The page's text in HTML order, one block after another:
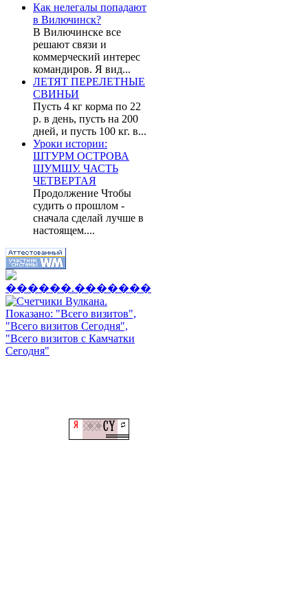
Как нелегалы попадают
в Вилючинск?
В Вилючинске все
решают связи и
коммерческий интерес
командиров. Я вид...
ЛЕТЯТ ПЕРЕЛЕТНЫЕ
СВИНЬИ
Пусть 4 кг корма по 22
р. в день, пусть на 200
дней, и пусть 100 кг. в...
Уроки истории:
ШТУРМ ОСТРОВА
ШУМШУ. ЧАСТЬ
ЧЕТВЕРТАЯ
Продолжение Чтобы
судить о прошлом -
сначала сделай лучше в
настоящем....